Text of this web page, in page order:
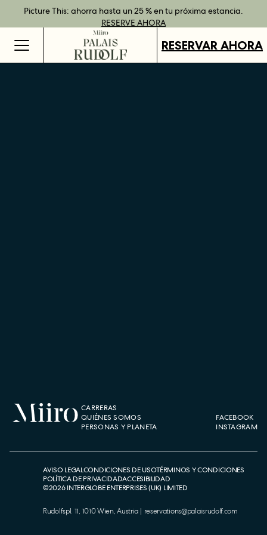
Picture This: ahorra hasta un 25 % en tu próxima estancia.
RESERVE AHORA
Reserva directamente y disfruta de ventajas con nuestras tarifas
flexibles.MÁS INFORMACIÓN
Tarjetas regalo disponibles en todos nuestros destinos.
COMPRAR
Mejor tarifa garantizada al reservar directamenteRESERVE
AHORA
RESERVAR AHORA
CARRERAS
QUIÉNES SOMOS
PERSONAS Y PLANETA
FACEBOOK
INSTAGRAM
AVISO LEGALCONDICIONES DE USOTÉRMINOS Y CONDICIONES
POLÍTICA DE PRIVACIDADACCESIBILIDAD
©2026INTERGLOBE ENTERPRISES (UK) LIMITED
Rudolfspl. 11, 1010 Wien, Austria | reservations@palaisrudolf.com